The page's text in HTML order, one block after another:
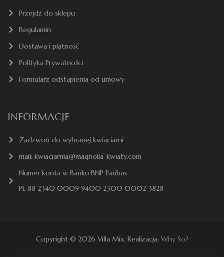
Przejdź do sklepu
Regulamin
Dostawa i płatność
Polityka Prywatności
Formularz odstąpienia od umowy
INFORMACJE
Zadzwoń do wybranej kwiaciarni
mail: kwiaciarnia@magnolia-kwiaty.com
Numer konta w Banku BNP Paribas
PL 88 2340 0009 9400 2300 0002 3828
Copyright © 2026 Villa Mix. Realizacja: Why So?